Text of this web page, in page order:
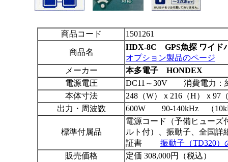
商品コード 1501261
商品名
HDX-8C GPS魚探 ワイド
オプション製品のページ
メーカー
本多電子 HONDEX
電源電圧
DC11～30V 消費電力：
本体寸法
248（W）ｘ216（H）ｘ
出力・周波数
600W 90-140kHz （
標準付属品
電源コード（予備ヒューズ
ルト付）、振動子、全国詳
証書
振動子（TD320）
販売価格
定価 308,000円（税込）